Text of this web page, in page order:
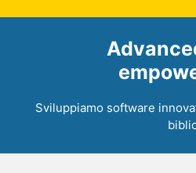
Sviluppiamo software